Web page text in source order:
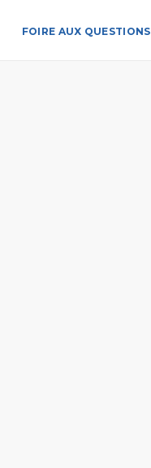
FOIRE AUX QUESTIONS